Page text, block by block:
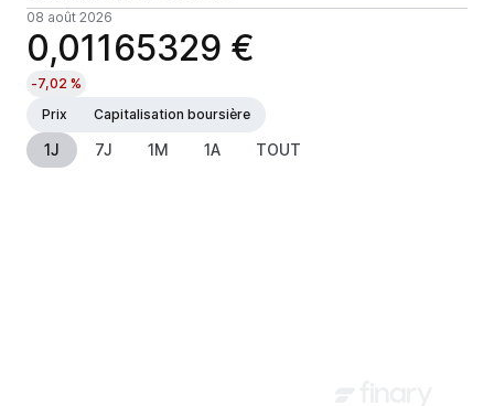
08 août 2026
0,01165329 €
-7,02 %
Prix
Capitalisation boursière
1J 7J 1M 1A TOUT